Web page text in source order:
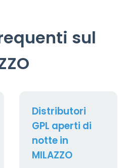
sul
Distributori
GPL aperti di
notte in
MILAZZO